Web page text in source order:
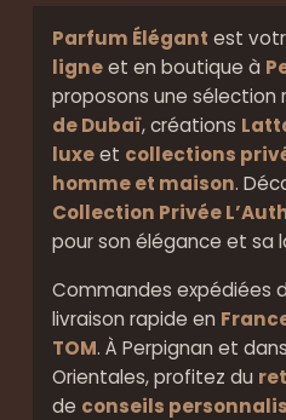
Parfum Élégant est
ligneet en boutique à
proposons une sélection
de Dubaï, créations
luxeet collections
homme et maison.
Collection Privée
pour son élégance et sa
Commandes expédiées
livraison rapide en
TOM. À Perpignan et
Orientales, profitez du
de conseils